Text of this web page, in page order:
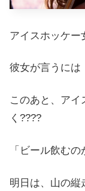
アイスホッケー
彼女が言うには
このあと、ア
く????
「ビール飲む
明日は、山の縦